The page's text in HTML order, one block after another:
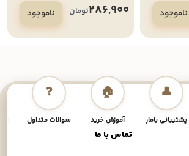
ناموجود 286,900تومان ناموجود
👤
پشتیبانی بامار
🏠
آموزش خرید
❓
سوالات متداول
تماس با ما